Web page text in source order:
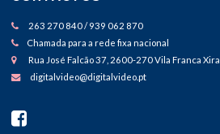
263 270 840 / 939 062 870
Chamada para a rede fixa nacional
Rua José Falcão 37, 2600-270 Vila Franca Xira
digitalvideo@digitalvideo.pt